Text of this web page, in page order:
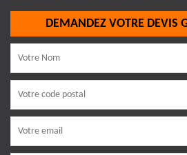
DEMANDEZ VOTRE DEVIS